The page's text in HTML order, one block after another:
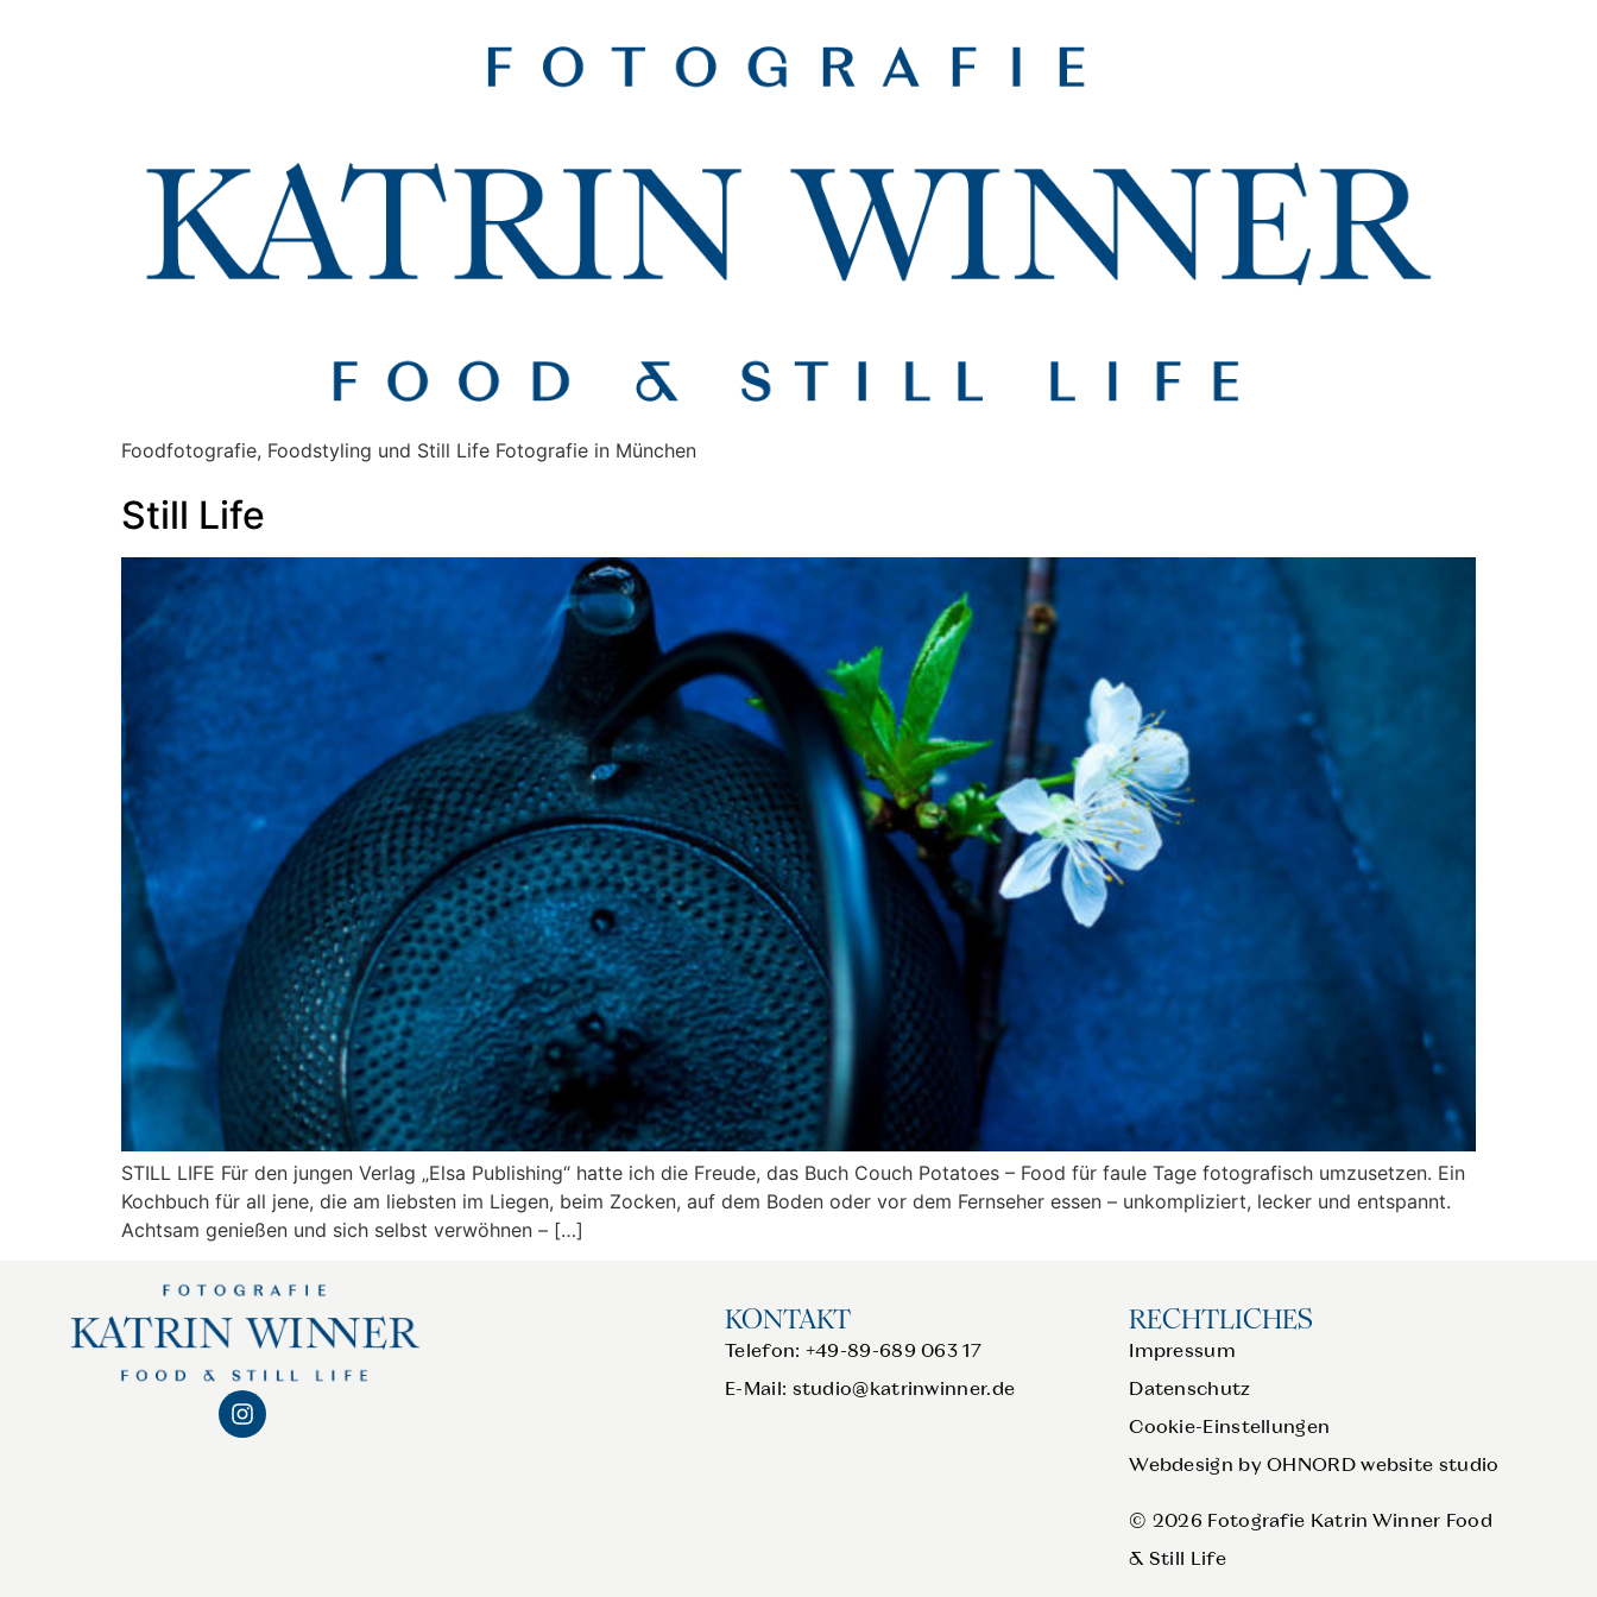
Foodfotografie, Foodstyling und Still Life Fotografie in München
Still Life
STILL LIFE Für den jungen Verlag „Elsa Publishing“ hatte ich die Freude, das Buch Couch Potatoes – Food für faule Tage fotografisch umzusetzen. Ein
Kochbuch für all jene, die am liebsten im Liegen, beim Zocken, auf dem Boden oder vor dem Fernseher essen – unkompliziert, lecker und entspannt.
Achtsam genießen und sich selbst verwöhnen – […]
KONTAKT
Telefon: +49-89-689 063 17
E-Mail: studio@katrinwinner.de
RECHTLICHES
Impressum
Datenschutz
Cookie-Einstellungen
Webdesign by OHNORD website studio
© 2026 Fotografie Katrin Winner Food
& Still Life